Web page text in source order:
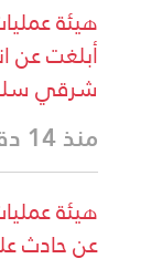
هيئة
أبلغت عن
شرقي
منذ 14 دقيقة
هيئة